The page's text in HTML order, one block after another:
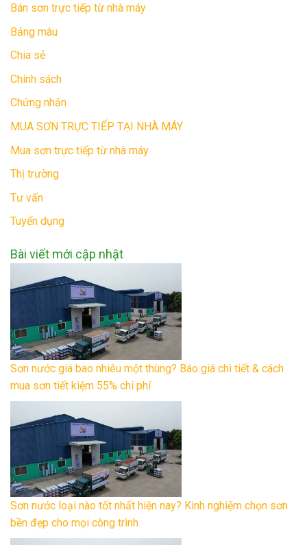
Bán sơn trực tiếp từ nhà máy
Bảng màu
Chia sẻ
Chính sách
Chứng nhận
MUA SƠN TRỰC TIẾP TẠI NHÀ MÁY
Mua sơn trực tiếp từ nhà máy
Thị trường
Tư vấn
Tuyển dụng
Bài viết mới cập nhật
Sơn nước giá bao nhiêu một thùng? Báo giá chi tiết & cách
mua sơn tiết kiệm 55% chi phí
Sơn nước loại nào tốt nhất hiện nay? Kinh nghiệm chọn sơn
bền đẹp cho mọi công trình